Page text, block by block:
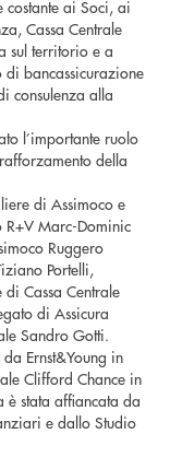
costante ai Soci, ai
Cassa Centrale
sul territorio e a
di bancassicurazione
consulenza alla
l’importante ruolo
della
di Assimoco e
R+V Marc-Dominic
Ruggero
Portelli,
Cassa Centrale
di Assicura
Sandro Gotti.
Ernst&Young in
Clifford Chance in
è stata affiancata da
e dallo Studio